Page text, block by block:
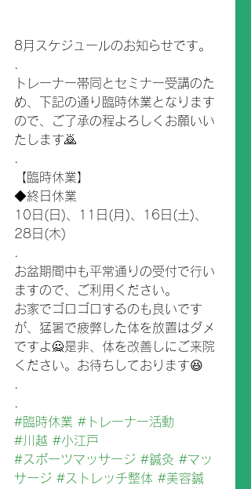
8月スケジュールのお知らせです。
トレーナー帯同とセミナー受講のた
め、下記の通り臨時休業となります
ので、ご了承の程よろしくお願いい
たします🙇
【臨時休業】
◆終日休業
10日(日)、11日(月)、16日(土)、
28日(木)
お盆期間中も平常通りの受付で行い
ますので、ご利用ください。
お家でゴロゴロするのも良いです
が、猛暑で疲弊した体を放置はダメ
ですよ🙅是非、体を改善しにご来院
ください。お待ちしております😆
#臨時休業 #トレーナー活動
#川越 #小江戸
#スポーツマッサージ #鍼灸 #マッ
サージ #ストレッチ整体 #美容鍼